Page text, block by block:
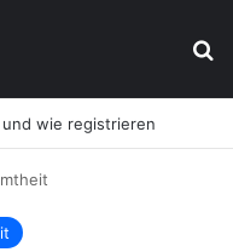
wie registrieren